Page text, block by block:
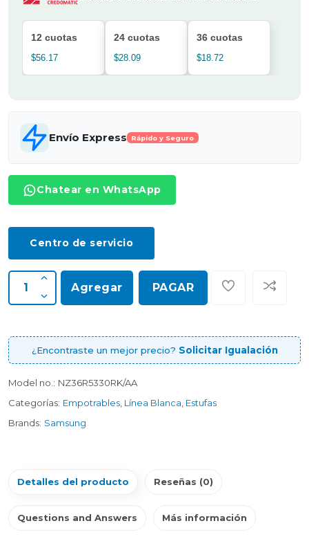
12 cuotas
$56.17
24 cuotas
$28.09
36 cuotas
$18.72
Envío Express Rápido y Seguro
Chatear en WhatsApp
Centro de servicio
Agregar PAGAR
¿Encontraste un mejor precio? Solicitar Igualación
Model no.: NZ36R5330RK/AA
Categorías: Empotrables Línea Blanca Estufas
Brands: Samsung
Detalles del producto Reseñas (0)
Questions and Answers Más información